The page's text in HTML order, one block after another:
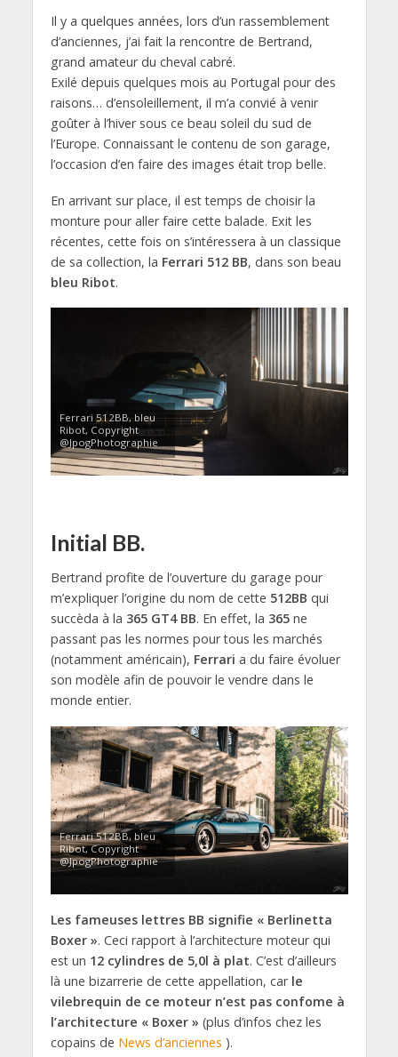
Il y a quelques années, lors d’un rassemblement
d’anciennes, j’ai fait la rencontre de Bertrand,
grand amateur du cheval cabré.
Exilé depuis quelques mois au Portugal pour des
raisons… d’ensoleillement, il m’a convié à venir
goûter à l’hiver sous ce beau soleil du sud de
l’Europe. Connaissant le contenu de son garage,
l’occasion d’en faire des images était trop belle.
En arrivant sur place, il est temps de choisir la
monture pour aller faire cette balade. Exit les
récentes, cette fois on s’intéressera à un classique
de sa collection, la Ferrari 512 BB, dans son beau
bleu Ribot.
Ferrari 512BB, bleu
Ribot, Copyright
@JpogPhotographie
Initial BB.
Bertrand profite de l’ouverture du garage pour
m’expliquer l’origine du nom de cette 512BB qui
succèda à la 365 GT4 BB. En effet, la 365ne
passant pas les normes pour tous les marchés
(notamment américain), Ferrari a du faire évoluer
son modèle afin de pouvoir le vendre dans le
monde entier.
Ferrari 512BB, bleu
Ribot, Copyright
@JpogPhotographie
Les fameuses lettres BB signifie « Berlinetta
Boxer ». Ceci rapport à l’architecture moteur qui
est un 12 cylindres de 5,0l à plat. C’est d’ailleurs
là une bizarrerie de cette appellation, car le
vilebrequin de ce moteur n’est pas confome à
l’architecture « Boxer » (plus d’infos chez les
copains de News d’anciennes ).